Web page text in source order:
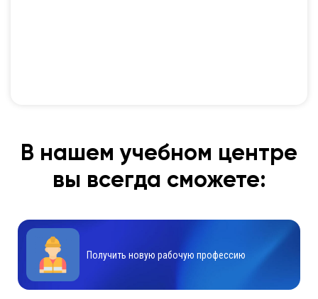
В нашем учебном центре
вы всегда сможете:
Получить новую рабочую профессию